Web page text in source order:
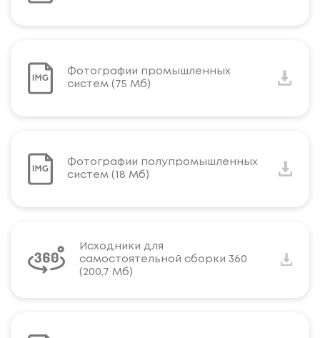
Фотографии промышленных
систем (75 Мб)
Фотографии полупромышленных
систем (18 Мб)
Исходники для
самостоятельной сборки 360
(200,7 Мб)